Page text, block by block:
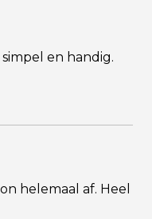
en handig.
helemaal af. Heel